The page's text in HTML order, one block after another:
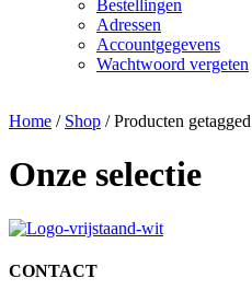
Bestellingen
Adressen
Accountgegevens
Wachtwoord vergeten
Home / Shop / Producten
Onze selectie
CONTACT